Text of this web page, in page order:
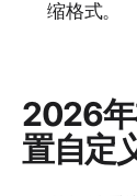
缩格式。
2026年
置自定